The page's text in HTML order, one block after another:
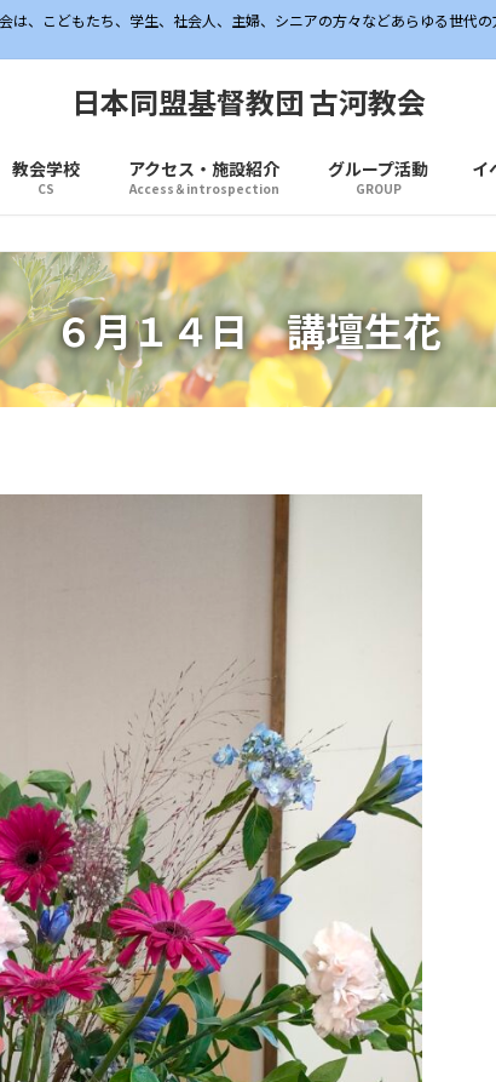
、こどもたち、学生、社会人、主婦、シニアの方々などあらゆる世代の
日本同盟基督教団 古河教会
教会学校
CS
アクセス・施設紹介
Access＆introspection
グループ活動
GROUP
イ
６月１４日 講壇生花